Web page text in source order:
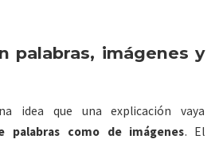
palabras, imágenes y
idea que una explicación vaya
palabras como de imágenes. El